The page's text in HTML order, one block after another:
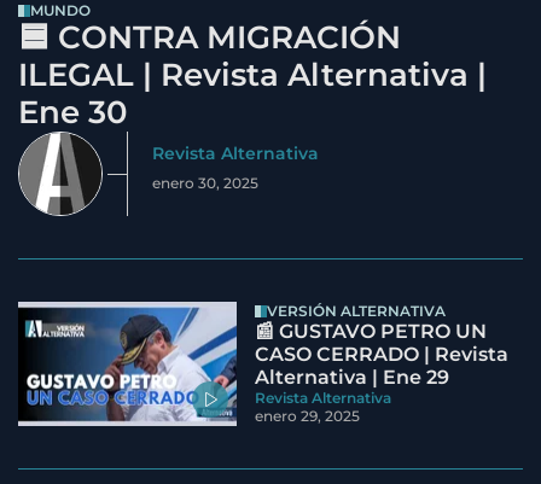
MUNDO
🟦 CONTRA MIGRACIÓN
ILEGAL | Revista Alternativa |
Ene 30
Revista Alternativa
enero 30, 2025
VERSIÓN ALTERNATIVA
📰 GUSTAVO PETRO UN
CASO CERRADO | Revista
Alternativa | Ene 29
Revista Alternativa
enero 29, 2025